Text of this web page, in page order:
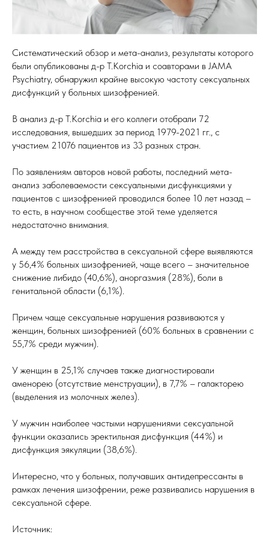
Систематический обзор и мета-анализ, результаты которого
были опубликованы д-р T.Korchia и соавторами в JAMA
Psychiatry, обнаружил крайне высокую частоту сексуальных
дисфункций у больных шизофренией.
В анализ д-р T.Korchia и его коллеги отобрали 72
исследования, вышедших за период 1979-2021 гг., с
участием 21076 пациентов из 33 разных стран.
По заявлениям авторов новой работы, последний мета-
анализ заболеваемости сексуальными дисфункциями у
пациентов с шизофренией проводился более 10 лет назад –
то есть, в научном сообществе этой теме уделяется
недостаточно внимания.
А между тем расстройства в сексуальной сфере выявляются
у 56,4% больных шизофренией, чаще всего – значительное
снижение либидо (40,6%), аноргазмия (28%), боли в
генитальной области (6,1%).
Причем чаще сексуальные нарушения развиваются у
женщин, больных шизофренией (60% больных в сравнении с
55,7% среди мужчин).
У женщин в 25,1% случаев также диагностировали
аменорею (отсутствие менструации), в 7,7% – галакторею
(выделения из молочных желез).
У мужчин наиболее частыми нарушениями сексуальной
функции оказались эректильная дисфункция (44%) и
дисфункция эякуляции (38,6%).
Интересно, что у больных, получавших антидепрессанты в
рамках лечения шизофрении, реже развивались нарушения в
сексуальной сфере.
Источник: